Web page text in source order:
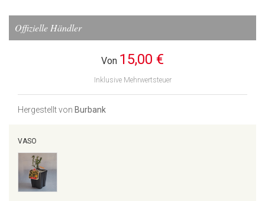
Offizielle Händler
Von 15,00 €
Inklusive Mehrwertsteuer
Hergestellt von Burbank
VASO